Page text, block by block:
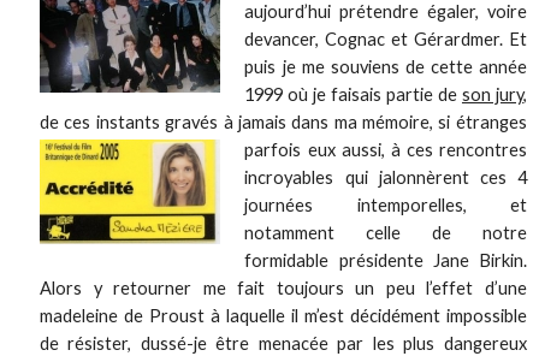
aujourd’hui prétendre égaler, voire
devancer, Cognac et Gérardmer. Et
puis je me souviens de cette année
1999 où je faisais partie de son jury,
de ces instants gravés à jamais dans ma mémoire, si étranges
parfois eux aussi, à ces rencontres
incroyables qui jalonnèrent ces 4
journées intemporelles, et
notamment celle de notre
formidable présidente Jane Birkin.
Alors y retourner me fait toujours un peu l’effet d’une
madeleine de Proust à laquelle il m’est décidément impossible
de résister, dussé-je être menacée par les plus dangereux